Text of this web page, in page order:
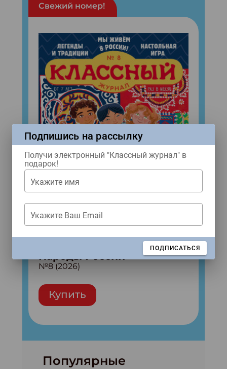
Свежий номер!
№8 (2026)
Купить
Популярные
Подпишись на рассылку
Получи электронный "Классный журнал" в
подарок!
Укажите имя
Укажите Ваш Email
ПОДПИСАТЬСЯ